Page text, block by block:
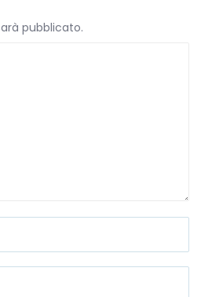
pubblicato.